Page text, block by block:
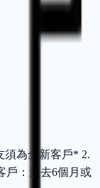
須為全新客戶* 2.
戶：過去6個月或